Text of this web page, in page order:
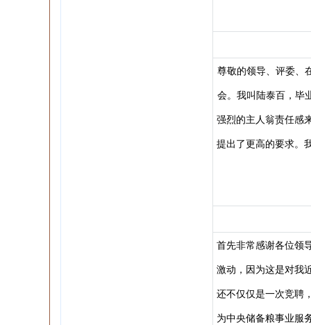
尊敬的领导、评委、
会。我叫陆泰百，毕
强烈的主人翁责任感
提出了更高的要求。
首先非常感谢各位领
激动，因为这是对我
还不仅仅是一次竞聘
为中央储备粮事业服